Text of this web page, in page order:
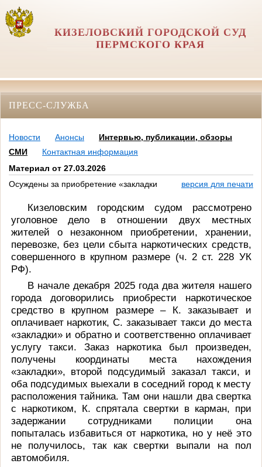
КИЗЕЛОВСКИЙ ГОРОДСКОЙ СУД
ПЕРМСКОГО КРАЯ
ПРЕСС-СЛУЖБА
Новости Анонсы
Интервью, публикации, обзоры
СМИ
Контактная информация
Материал от 27.03.2026
Осуждены за приобретение «закладки
версия для печати
Кизеловским городским судом рассмотрено
уголовное дело в отношении двух местных
жителей о незаконном приобретении, хранении,
перевозке, без цели сбыта наркотических средств,
совершенного в крупном размере (ч. 2 ст. 228 УК
РФ).
В начале декабря 2025 года два жителя нашего
города договорились приобрести наркотическое
средство в крупном размере – К. заказывает и
оплачивает наркотик, С. заказывает такси до места
«закладки» и обратно и соответственно оплачивает
услугу такси. Заказ наркотика был произведен,
получены координаты места нахождения
«закладки», второй подсудимый заказал такси, и
оба подсудимых выехали в соседний город к месту
расположения тайника. Там они нашли два свертка
с наркотиком, К. спрятала свертки в карман, при
задержании сотрудниками полиции она
попыталась избавиться от наркотика, но у неё это
не получилось, так как свертки выпали на пол
автомобиля.